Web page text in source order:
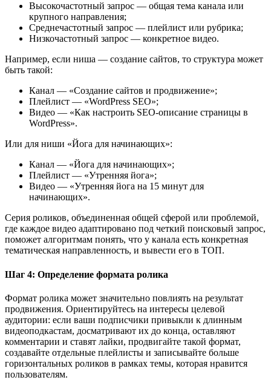
Высокочастотный запрос — общая тема канала или
крупного направления;
Среднечастотный запрос — плейлист или рубрика;
Низкочастотный запрос — конкретное видео.
Например, если ниша — создание сайтов, то структура может
быть такой:
Канал — «Создание сайтов и продвижение»;
Плейлист — «WordPress SEO»;
Видео — «Как настроить SEO-описание страницы в
WordPress».
Или для ниши «Йога для начинающих»:
Канал — «Йога для начинающих»;
Плейлист — «Утренняя йога»;
Видео — «Утренняя йога на 15 минут для
начинающих».
Серия роликов, объединенная общей сферой или проблемой,
где каждое видео адаптировано под четкий поисковый запрос,
поможет алгоритмам понять, что у канала есть конкретная
тематическая направленность, и вывести его в ТОП.
Шаг 4: Определение формата ролика
Формат ролика может значительно повлиять на результат
продвижения. Ориентируйтесь на интересы целевой
аудитории: если ваши подписчики привыкли к длинным
видеоподкастам, досматривают их до конца, оставляют
комментарии и ставят лайки, продвигайте такой формат,
создавайте отдельные плейлисты и записывайте больше
горизонтальных роликов в рамках темы, которая нравится
пользователям.